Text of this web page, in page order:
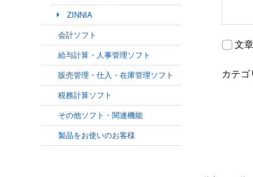
ZINNIA
会計ソフト
給与計算・人事管理ソフト
販売管理・仕入・在庫管理ソフト
税務計算ソフト
その他ソフト・関連機能
製品をお使いのお客様
文
カテゴ